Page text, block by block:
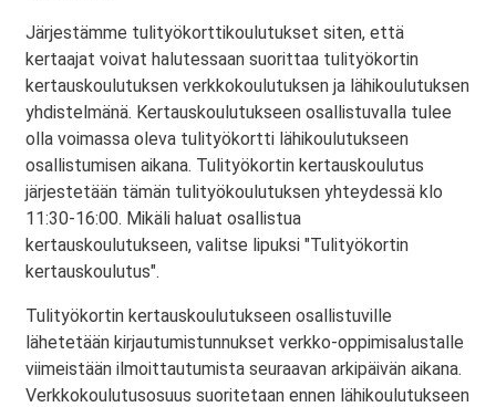
Järjestämme tulityökorttikoulutukset siten, että
kertaajat voivat halutessaan suorittaa tulityökortin
kertauskoulutuksen verkkokoulutuksen ja lähikoulutuksen
yhdistelmänä. Kertauskoulutukseen osallistuvalla tulee
olla voimassa oleva tulityökortti lähikoulutukseen
osallistumisen aikana. Tulityökortin kertauskoulutus
järjestetään tämän tulityökoulutuksen yhteydessä klo
11:30-16:00. Mikäli haluat osallistua
kertauskoulutukseen, valitse lipuksi "Tulityökortin
kertauskoulutus".
Tulityökortin kertauskoulutukseen osallistuville
lähetetään kirjautumistunnukset verkko-oppimisalustalle
viimeistään ilmoittautumista seuraavan arkipäivän aikana.
Verkkokoulutusosuus suoritetaan ennen lähikoulutukseen